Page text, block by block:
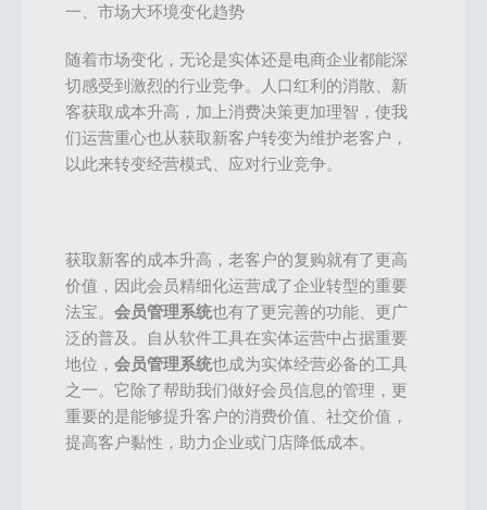
一、市场大环境变化趋势
随着市场变化，无论是实体还是电商企业都能深
切感受到激烈的行业竞争。人口红利的消散、新
客获取成本升高，加上消费决策更加理智，使我
们运营重心也从获取新客户转变为维护老客户，
以此来转变经营模式、应对行业竞争。
获取新客的成本升高，老客户的复购就有了更高
价值，因此会员精细化运营成了企业转型的重要
法宝。 会员管理系统也有了更完善的功能、更广
泛的普及。自从软件工具在实体运营中占据重要
地位， 会员管理系统也成为实体经营必备的工具
之一。它除了帮助我们做好会员信息的管理，更
重要的是能够提升客户的消费价值、社交价值，
提高客户黏性，助力企业或门店降低成本。